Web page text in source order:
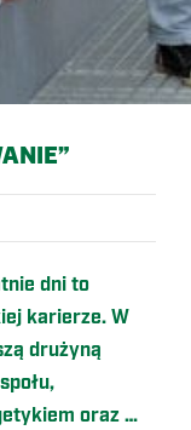
dni to
karierze. W
drużyną
oraz …